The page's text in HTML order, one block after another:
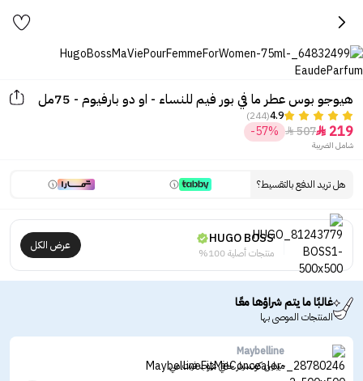
هيوجو بوس عطر ما في بور فيم للنساء - او دو بارفيوم - 75مل
4.9
(244)
219

507

-57%
شامل الضريبة
هل تريد الدفع بالتقسيط؟
HUGO BOSS
منتجات أصلية 100%
عرض الكل
غالبًا ما يتم شراؤها معًا
المنتجات الموصى بها
Maybelline
ميبلين كونسيلر خافي عيوب فيت مي